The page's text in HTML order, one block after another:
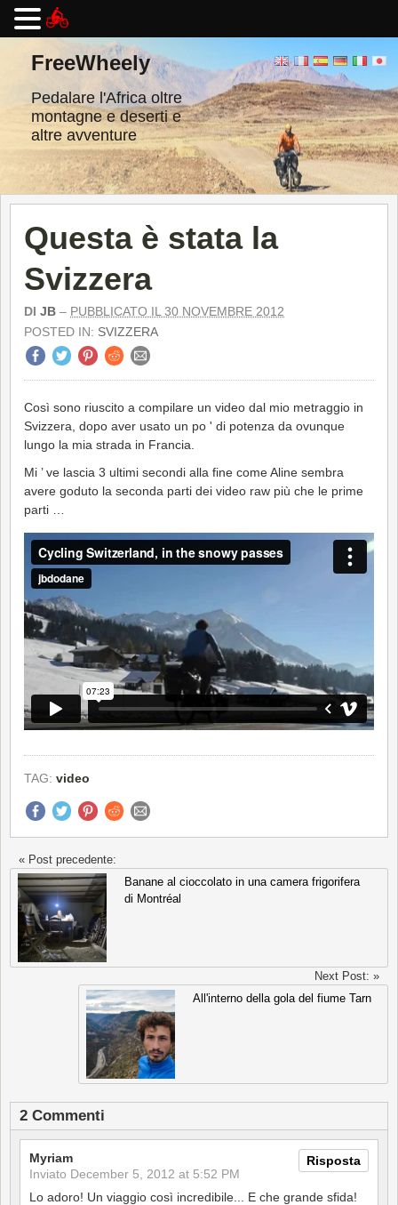
contenutoFreeWheely
Pedalare l'Africa oltre
montagne e deserti e
altre avventure
Questa è stata la
Svizzera
DI JB – PUBBLICATO IL 30 NOVEMBRE 2012
POSTED IN: SVIZZERA
Così sono riuscito a compilare un video dal mio metraggio in
Svizzera, dopo aver usato un po ' di potenza da ovunque
lungo la mia strada in Francia.
Mi ’ ve lascia 3 ultimi secondi alla fine come Aline sembra
avere goduto la seconda parti dei video raw più che le prime
parti …
TAG: video
« Post precedente:
Banane al cioccolato in una camera frigorifera
di Montréal
Next Post: »
All'interno della gola del fiume Tarn
2 Commenti
Risposta
Myriam
Inviato December 5, 2012 at 5:52 PM
Lo adoro! Un viaggio così incredibile... E che grande sfida!